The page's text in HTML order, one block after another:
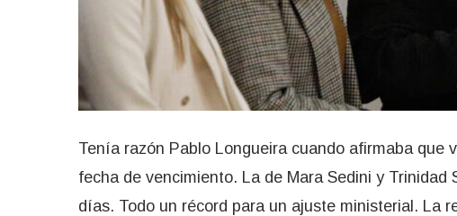
Tenía razón Pablo Longueira cuando afirmaba que
fecha de vencimiento. La de Mara Sedini y
días. Todo un récord para un ajuste ministerial. La